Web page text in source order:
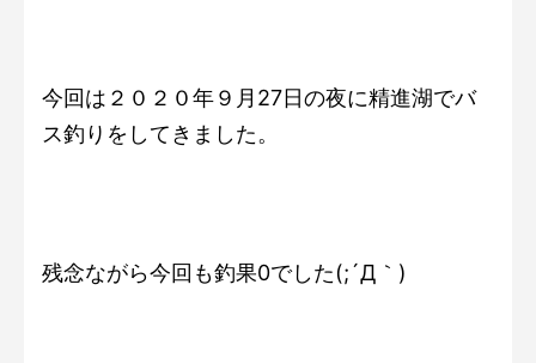
今回は２０２０年９月27日の夜に精進湖でバ
ス釣りをしてきました。
残念ながら今回も釣果0でした(;´Д｀)